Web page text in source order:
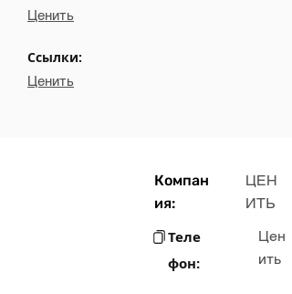
Ценить
Ссылки:
Ценить
Компан
ия:
ЦЕН
ИТЬ
Теле
фон:
Цен
ить